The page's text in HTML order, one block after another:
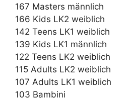
167 Masters männlich
166 Kids LK2 weiblich
142 Teens LK1 weiblich
139 Kids LK1 männlich
122 Teens LK2 weiblich
115 Adults LK2 weiblich
107 Adults LK1 weiblich
103 Bambini